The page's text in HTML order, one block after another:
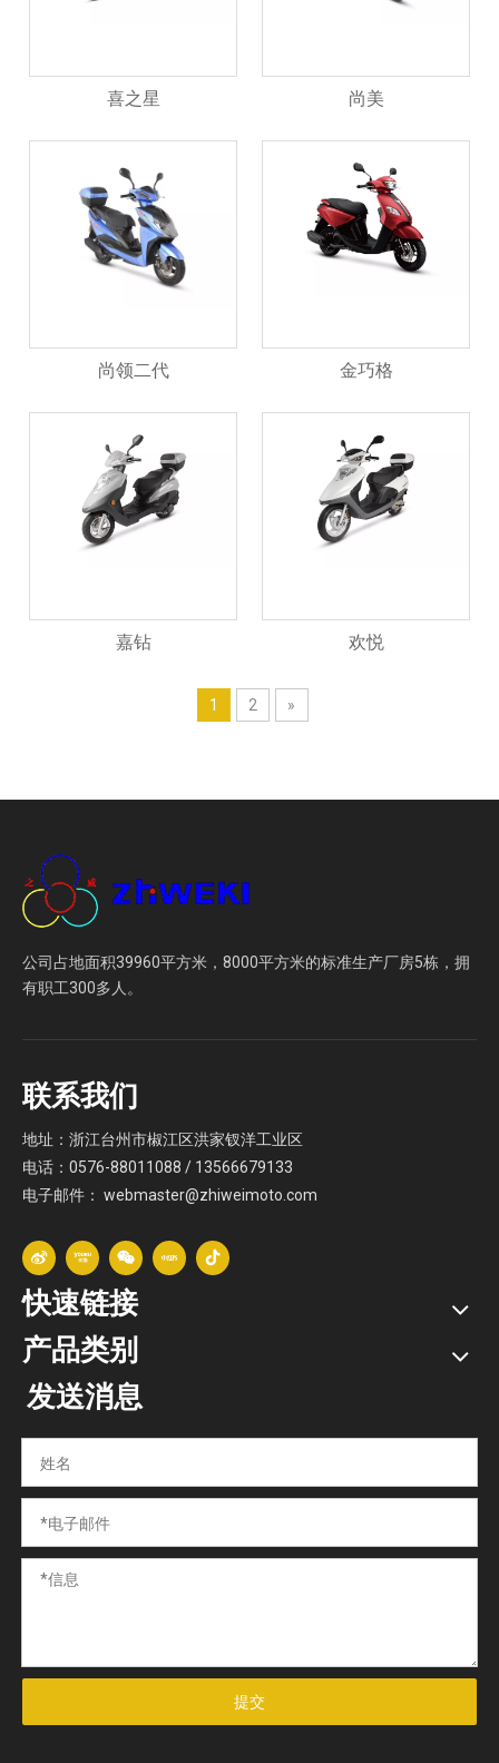
喜之星 尚美
尚领二代 金巧格
嘉钻 欢悦
1 2 »
公司占地面积39960平方米，8000平方米的标准生产厂房5栋，拥
有职工300多人。
联系我们
地址：浙江台州市椒江区洪家钗洋工业区
电话：0576-88011088 / 13566679133
电子邮件： webmaster@zhiweimoto.com
快速链接
产品类别
发送消息
提交